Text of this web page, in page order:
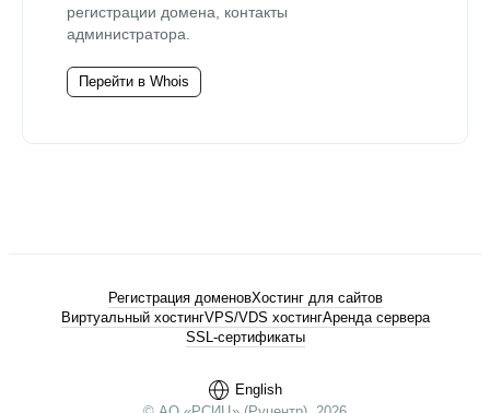
регистрации домена, контакты
администратора.
Перейти в Whois
English
Регистрация доменовХостинг для сайтов
Виртуальный хостингVPS/VDS хостингАренда сервера
SSL-сертификаты